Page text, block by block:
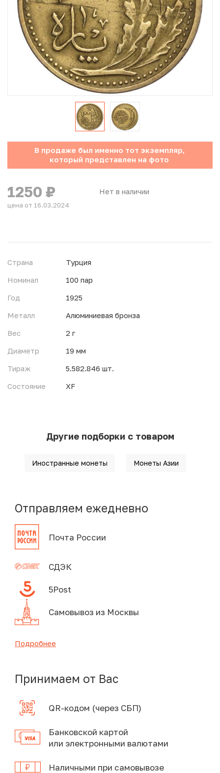
Юбилейные монеты Банка России (с 1999 года)
Памятные и инвестиционные монеты СССР и России
Иностранные монеты
Неофициальные выпуски монет (Unusual)
Античные и средневековые монеты
Инвестиционные монеты
В продаже был именно тот экземпляр,
который представлен на фото
Нет в наличии
1250 ₽
цена от 16.03.2024
Страна
Турция
Номинал
100 пар
Год
1925
Металл
Алюминиевая бронза
Вес
2 г
Диаметр
19 мм
Тираж
5.582.846 шт.
Состояние
XF
Другие подборки с товаром
Иностранные монеты Монеты Азии
Отправляем ежедневно
Почта России
СДЭК
5Post
Самовывоз из Москвы
Подробнее
Принимаем от Вас
QR-кодом (через СБП)
Банковской картой
или электронными валютами
Наличными при самовывозе